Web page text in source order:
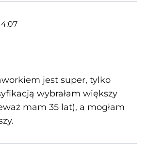
5 spośród 5 gwiazdek
jest super, tylko
wybrałam większy
mam 35 lat), a mogłam